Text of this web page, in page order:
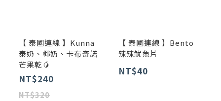
【 泰國連線 】Kunna
泰奶、椰奶、卡布奇諾
芒果乾🥭
NT$240
NT$320
【 泰國連線 】Bento
辣辣魷魚片
NT$40